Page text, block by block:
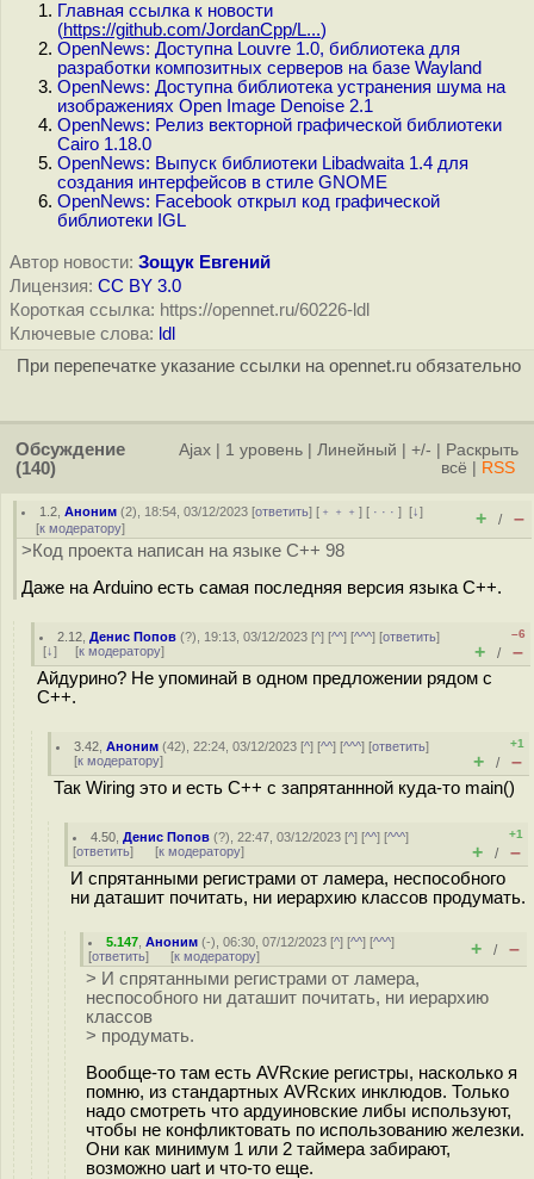
Главная ссылка к новости
(https://github.com/JordanCpp/L...)
OpenNews: Доступна Louvre 1.0, библиотека для
разработки композитных серверов на базе Wayland
OpenNews: Доступна библиотека устранения шума на
изображениях Open Image Denoise 2.1
OpenNews: Релиз векторной графической библиотеки
Cairo 1.18.0
OpenNews: Выпуск библиотеки Libadwaita 1.4 для
создания интерфейсов в стиле GNOME
OpenNews: Facebook открыл код графической
библиотеки IGL
Автор новости: Зощук Евгений
Лицензия: CC BY 3.0
Короткая ссылка: https://opennet.ru/60226-ldl
Ключевые слова: ldl
При перепечатке указание ссылки на opennet.ru обязательно
Обсуждение
(140)
Ajax 1 уровень Линейный +/-
Раскрыть
всё
RSS
1.2 ,Аноним (2), 18:54, 03/12/2023 [ответить] [ ﹢﹢﹢] [ · · ·][↓]
[к модератору] + / –
>Код проекта написан на языке С++ 98
Даже на Arduino есть самая последняя версия языка C++.
2.12 ,Денис Попов (?), 19:13, 03/12/2023 [^] [^^] [^^^] [ответить]
[↓] [к модератору]
–6
+ / –
Айдурино? Не упоминай в одном предложении рядом с
С++.
3.42 ,Аноним (42), 22:24, 03/12/2023 [^] [^^] [^^^] [ответить]
[к модератору]
+1
+ / –
Так Wiring это и есть C++ с запрятаннной куда-то main()
4.50 ,Денис Попов (?), 22:47, 03/12/2023 [^] [^^] [^^^]
[ответить] [к модератору]
+1
+ / –
И спрятанными регистрами от ламера, неспособного
ни даташит почитать, ни иерархию классов продумать.
5.147 ,Аноним (-), 06:30, 07/12/2023 [^] [^^] [^^^]
[ответить] [к модератору] + / –
> И спрятанными регистрами от ламера,
неспособного ни даташит почитать, ни иерархию
классов
> продумать.
Вообще-то там есть AVRские регистры, насколько я
помню, из стандартных AVRских инклюдов. Только
надо смотреть что ардуиновские либы используют,
чтобы не конфликтовать по использованию железки.
Они как минимум 1 или 2 таймера забирают,
возможно uart и что-то еще.